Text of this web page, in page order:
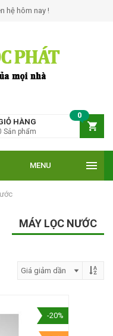
hệ hôm nay !
HÀNG
0
Sản phẩm
MENU
MÁY LỌC NƯỚC
-20%